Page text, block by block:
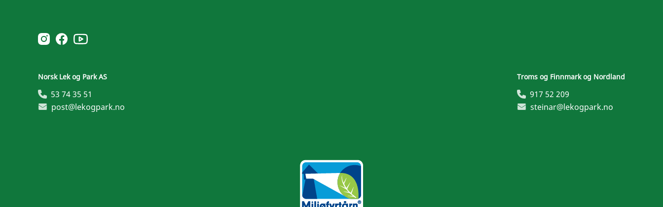
Norsk Leg & Park instagram
Norsk Leg & Park facebook
Norsk Leg & Park youtube
Norsk Lek og Park AS
53 74 35 51
post@lekogpark.no
Troms og Finnmark og Nordland
917 52 209
steinar@lekogpark.no